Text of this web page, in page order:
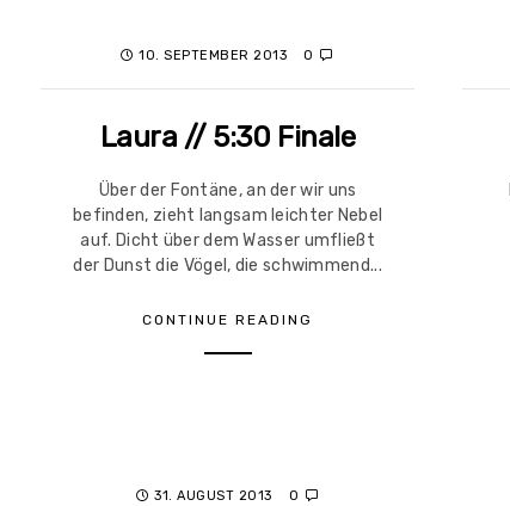
10. SEPTEMBER 2013 0
Laura // 5:30 Finale
Über der Fontäne, an der wir uns
befinden, zieht langsam leichter Nebel
auf. Dicht über dem Wasser umfließt
der Dunst die Vögel, die schwimmend...
CONTINUE READING
31. AUGUST 2013 0